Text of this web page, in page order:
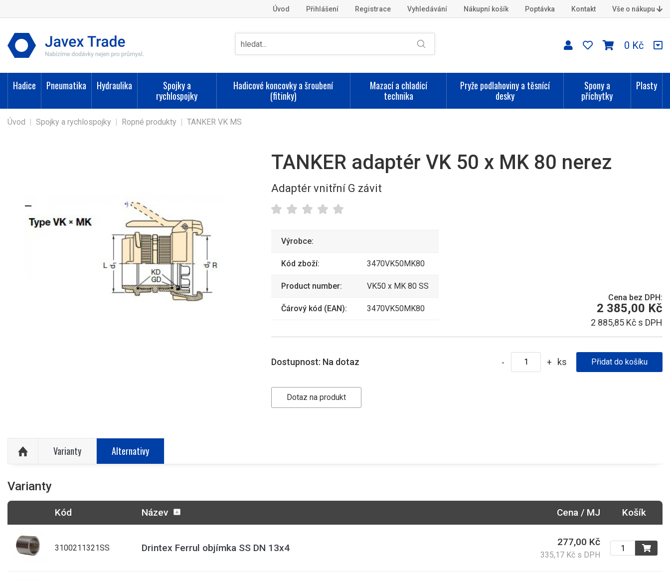
Úvod Přihlášení Registrace Vyhledávání Nákupní košík Poptávka Kontakt Vše o nákupu
0 Kč
Hadice Pneumatika Hydraulika
Spojky a
rychlospojky
Hadicové koncovky a šroubení
(fitinky)
Mazací a chladící
technika
Pryže podlahoviny a těsnící
desky
Spony a
příchytky
Plasty
Úvod | Spojky a rychlospojky | Ropné produkty | TANKER VK MS
TANKER adaptér VK 50 x MK 80 nerez
Adaptér vnitřní G závit
Výrobce:
Kód zboží: 3470VK50MK80
Product number: VK50 x MK 80 SS
Čárový kód (EAN): 3470VK50MK80
Cena bez DPH:
2 385,00 Kč
2 885,85 Kč s DPH
Dostupnost: Na dotaz - + ks
Dotaz na produkt
Varianty Alternativy
Varianty
Kód Název Cena / MJ Košík
3100211321SS Drintex Ferrul objímka SS DN 13x4
277,00 Kč
335,17 Kč s DPH